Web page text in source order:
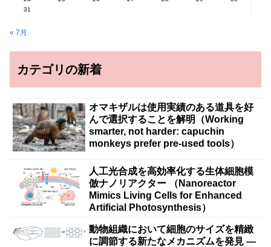
31
« 7月
カテゴリの新着
オマキザルは使用実績のある道具を好
んで選択することを解明（Working
smarter, not harder: capuchin
monkeys prefer pre-used tools）
人工光合成を高効率化する生体細胞模
倣ナノリアクター （Nanoreactor
Mimics Living Cells for Enhanced
Artificial Photosynthesis）
動物組織において細胞のサイズを精緻
に調節する新たなメカニズムを発見 ―